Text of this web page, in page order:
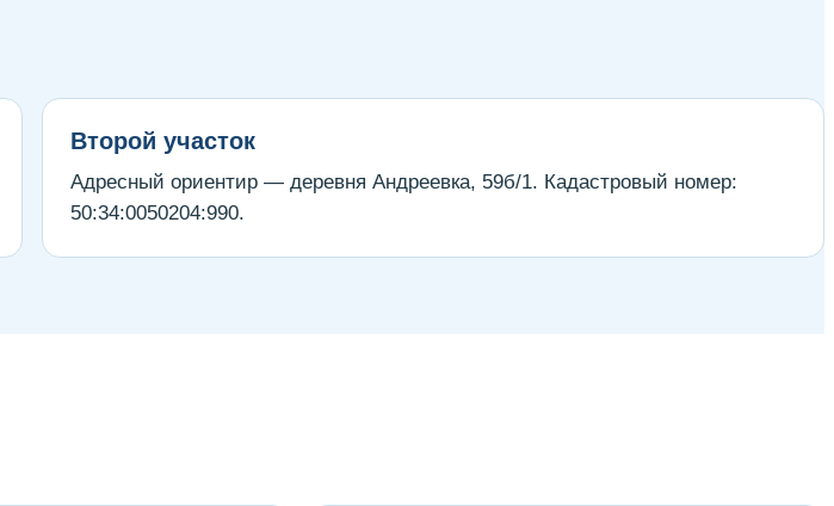
Второй участок
Адресный ориентир — деревня Андреевка, 59б/1. Кадастровый номер:
50:34:0050204:990.